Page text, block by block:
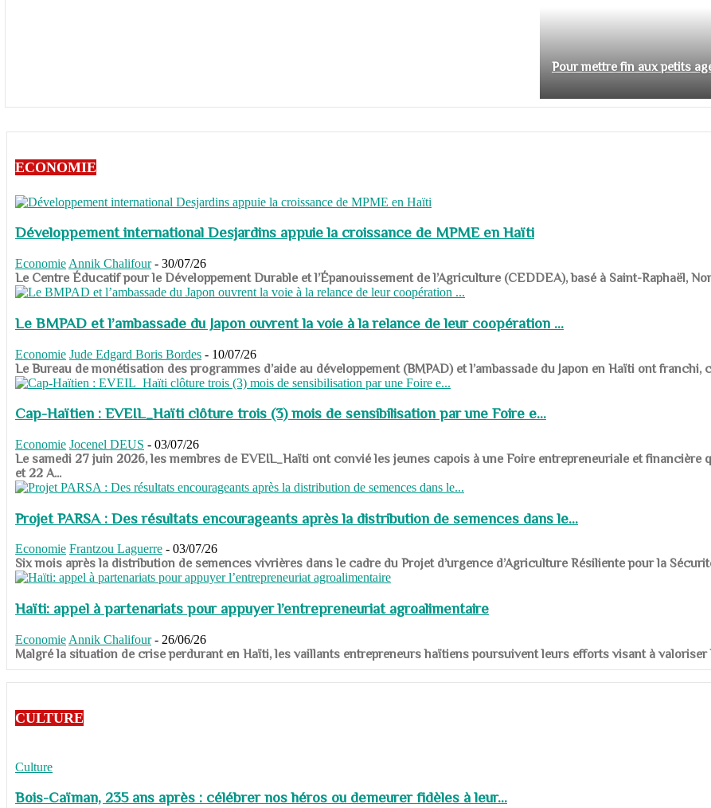
Pour mettre fin aux petits
ECONOMIE
Développement international Desjardins appuie la croissance de MPME en Haïti
Economie Annik Chalifour - 30/07/26
​​​​​​​Le Centre Éducatif pour le Développement Durable et l’Épanouissement de l’Agriculture (CEDDEA), basé à Saint-Raphaël,
Le BMPAD et l’ambassade du Japon ouvrent la voie à la relance de leur coopération ...
Economie Jude Edgard Boris Bordes - 10/07/26
​​​​​​​Le Bureau de monétisation des programmes d’aide au développement (BMPAD) et l’ambassade du Japon en Haïti ont
Cap-Haïtien : EVEIL_Haïti clôture trois (3) mois de sensibilisation par une Foire e...
Economie Jocenel DEUS - 03/07/26
Le samedi 27 juin 2026, les membres de EVEIL_Haïti ont convié les jeunes capois à une Foire entrepreneuriale et financière
et 22 A...
Projet PARSA : Des résultats encourageants après la distribution de semences dans le...
Economie Frantzou Laguerre - 03/07/26
​​​​​​​Six mois après la distribution de semences vivrières dans le cadre du Projet d’urgence d’Agriculture Résiliente pour la
Haïti: appel à partenariats pour appuyer l’entrepreneuriat agroalimentaire
Economie Annik Chalifour - 26/06/26
​​​​​​​Malgré la situation de crise perdurant en Haïti, les vaillants entrepreneurs haïtiens poursuivent leurs efforts visant à valoriser
CULTURE
Culture
Bois-Caïman, 235 ans après : célébrer nos héros ou demeurer fidèles à leur...